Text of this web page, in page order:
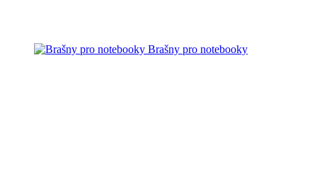
Brašny pro notebooky